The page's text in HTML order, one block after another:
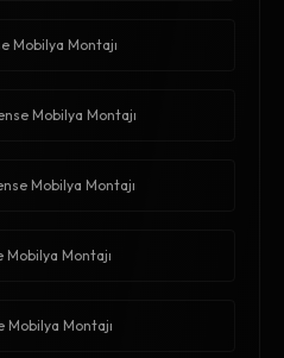
Mobilya Montajı
Mobilya Montajı
Mobilya Montajı
Mobilya Montajı
Mobilya Montajı